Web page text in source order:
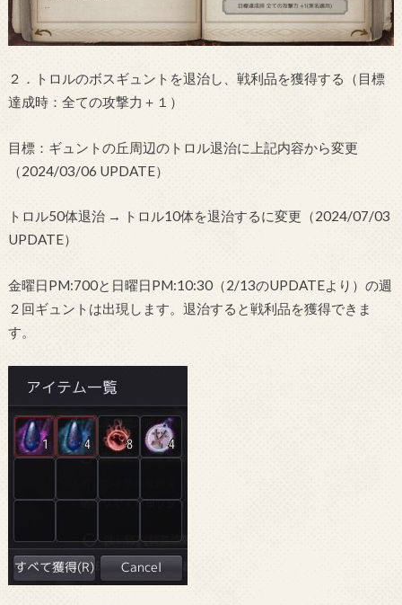
２．トロルのボスギュントを退治し、戦利品を獲得する（目標
達成時：全ての攻撃力＋１）
目標：ギュントの丘周辺のトロル退治に上記内容から変更
（2024/03/06 UPDATE）
トロル50体退治 → トロル10体を退治するに変更（2024/07/03
UPDATE）
金曜日PM:700と日曜日PM:10:30（2/13のUPDATEより）の週
２回ギュントは出現します。退治すると戦利品を獲得できま
す。